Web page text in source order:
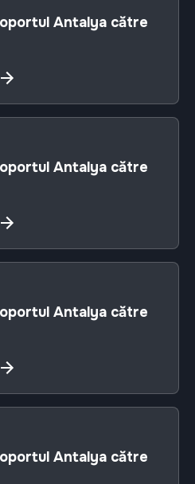
Antalya către
Antalya către
Antalya către
Antalya către